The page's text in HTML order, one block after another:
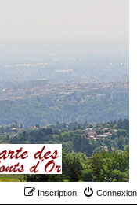
Connexion
Inscription